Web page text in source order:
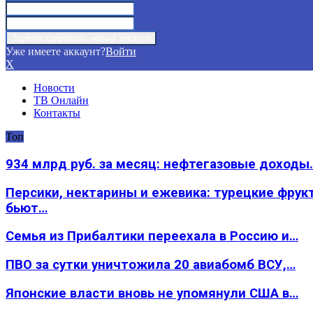
Уже имеете аккаунт?Войти
X
Новости
ТВ Онлайн
Контакты
Топ
934 млрд руб. за месяц: нефтегазовые
Персики, нектарины и ежевика: турецкие
бьют…
Семья из Прибалтики переехала в Россию и…
ПВО за сутки уничтожила 20 авиабомб ВСУ,…
Японские власти вновь не упомянули США в…